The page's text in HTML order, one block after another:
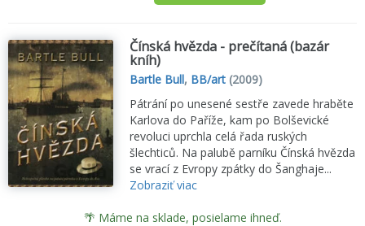
Čínská hvězda - prečítaná (bazár
kníh)
Bartle Bull, BB/art (2009)
Pátrání po unesené sestře zavede hraběte
Karlova do Paříže, kam po Bolševické
revoluci uprchla celá řada ruských
šlechticů. Na palubě parníku Čínská hvězda
se vrací z Evropy zpátky do Šanghaje...
Zobraziť viac
🌴 Máme na sklade, posielame ihneď.